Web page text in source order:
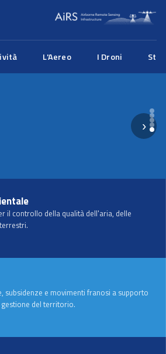
L'Aereo I Droni
›
il controllo della qualità dell'aria, delle
subsidenze e movimenti franosi a supporto
del territorio.